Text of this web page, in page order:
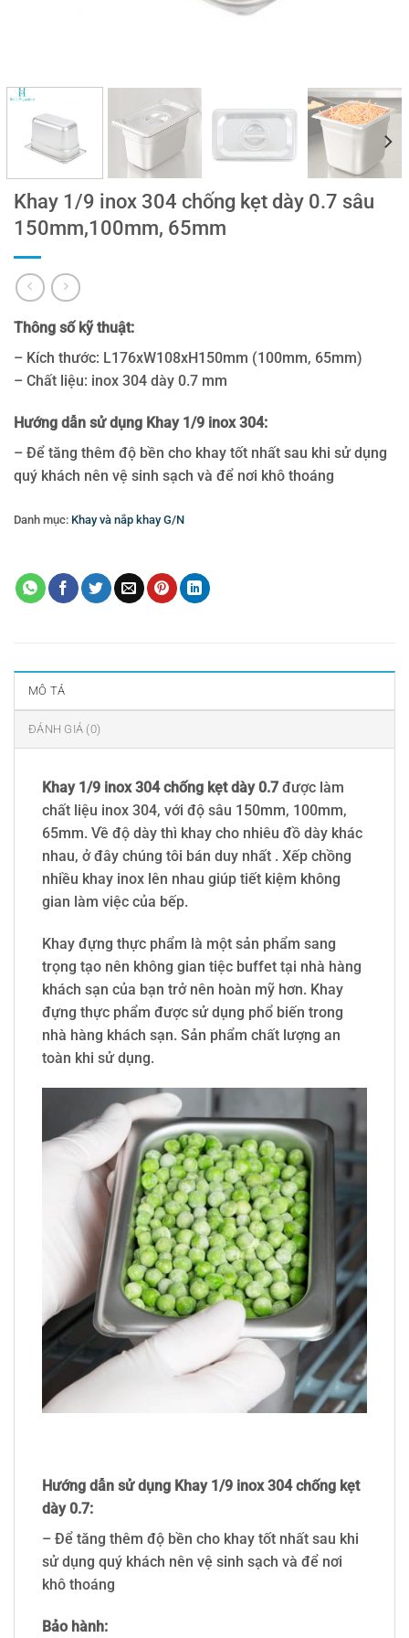
Khay 1/9 inox 304 chống kẹt dày 0.7 sâu
150mm,100mm, 65mm
Thông số kỹ thuật:
– Kích thước: L176xW108xH150mm (100mm, 65mm)
– Chất liệu: inox 304 dày 0.7 mm
Hướng dẫn sử dụng Khay 1/9 inox 304:
– Để tăng thêm độ bền cho khay tốt nhất sau khi sử dụng
quý khách nên vệ sinh sạch và để nơi khô thoáng
Danh mục: Khay và nắp khay G/N
MÔ TẢ
ĐÁNH GIÁ (0)
Khay 1/9 inox 304 chống kẹt dày 0.7 được làm
chất liệu inox 304, với độ sâu 150mm, 100mm,
65mm. Về độ dày thì khay cho nhiêu đồ dày khác
nhau, ở đây chúng tôi bán duy nhất . Xếp chồng
nhiều khay inox lên nhau giúp tiết kiệm không
gian làm việc của bếp.
Khay đựng thực phẩm là một sản phẩm sang
trọng tạo nên không gian tiệc buffet tại nhà hàng
khách sạn của bạn trở nên hoàn mỹ hơn. Khay
đựng thực phẩm được sử dụng phổ biến trong
nhà hàng khách sạn. Sản phẩm chất lượng an
toàn khi sử dụng.
Hướng dẫn sử dụng Khay 1/9 inox 304 chống kẹt
dày 0.7:
– Để tăng thêm độ bền cho khay tốt nhất sau khi
sử dụng quý khách nên vệ sinh sạch và để nơi
khô thoáng
Bảo hành: